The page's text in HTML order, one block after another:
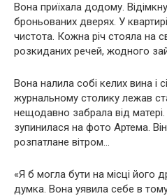
Вона приїхала додому.
броньованих дверях. У
чистота. Кожна річ стояла на
розкиданих речей, жодного
Вона налила собі келих вина і
журнальному столику лежав
нещодавно забрала від
зупинилася на фото Артема.
розпатлане вітром…
«Я б могла бути на місці його
думка. Вона уявила себе в